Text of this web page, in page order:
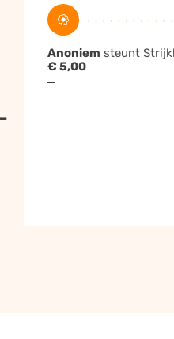
Anoniem steunt
€ 5,00
Tip:gebruik deze link
actie